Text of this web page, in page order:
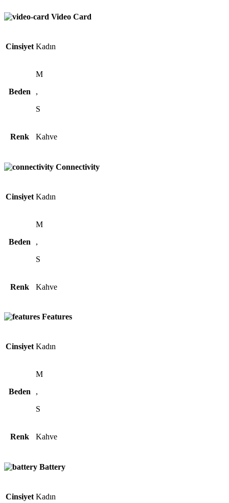
Video Card
Cinsiyet Kadın
Beden
M
,
S
Renk Kahve
Connectivity
Cinsiyet Kadın
Beden
M
,
S
Renk Kahve
Features
Cinsiyet Kadın
Beden
M
,
S
Renk Kahve
Battery
Cinsiyet Kadın